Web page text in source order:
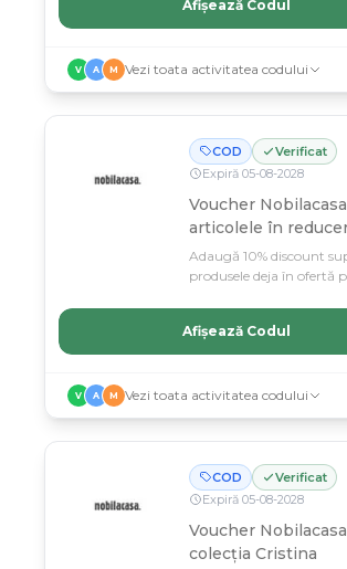
Afișează Codul
V A M Vezi toata activitatea codului
COD
Verificat
Expiră 05-08-2028
Voucher
articolele în
Adaugă 10% discount
produsele deja în ofertă
Afișează Codul
V A M Vezi toata activitatea codului
COD
Verificat
Expiră 05-08-2028
Voucher
colecția Cristina